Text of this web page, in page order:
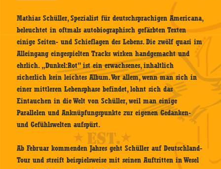
Mathias Schüller, Spezialist für deutschsprachigen Americana,
beleuchtet in oftmals autobiographisch gefärbten Texten
einige Seiten- und Schieflagen des Lebens. Die zwölf quasi im
Alleingang eingespielten Tracks wirken handgemacht und
ehrlich. „Dunkel:Rot” ist ein erwachsenes, inhaltlich
sicherlich kein leichtes Album. Vor allem, wenn man sich in
einer mittleren Lebensphase befindet, lohnt sich das
Eintauchen in die Welt von Schüller, weil man einige
Parallelen und Anknüpfungspunkte zur eigenen Gedanken-
und Gefühlswelten aufspürt.
Ab Februar kommenden Jahres geht Schüller auf Deutschland-
Tour und streift beispielsweise mit seinen Auftritten in Wesel